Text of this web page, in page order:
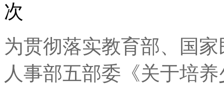
次
为贯彻落实教育部、国
人事部五部委《关于培